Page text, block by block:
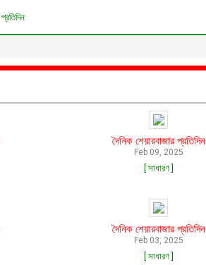
দৈনিক শেয়ারবাজার প্রতিদিন
Feb 09, 2025
[ সাধারণ ]
দৈনিক শেয়ারবাজার প্রতিদিন
Feb 03, 2025
[ সাধারণ ]